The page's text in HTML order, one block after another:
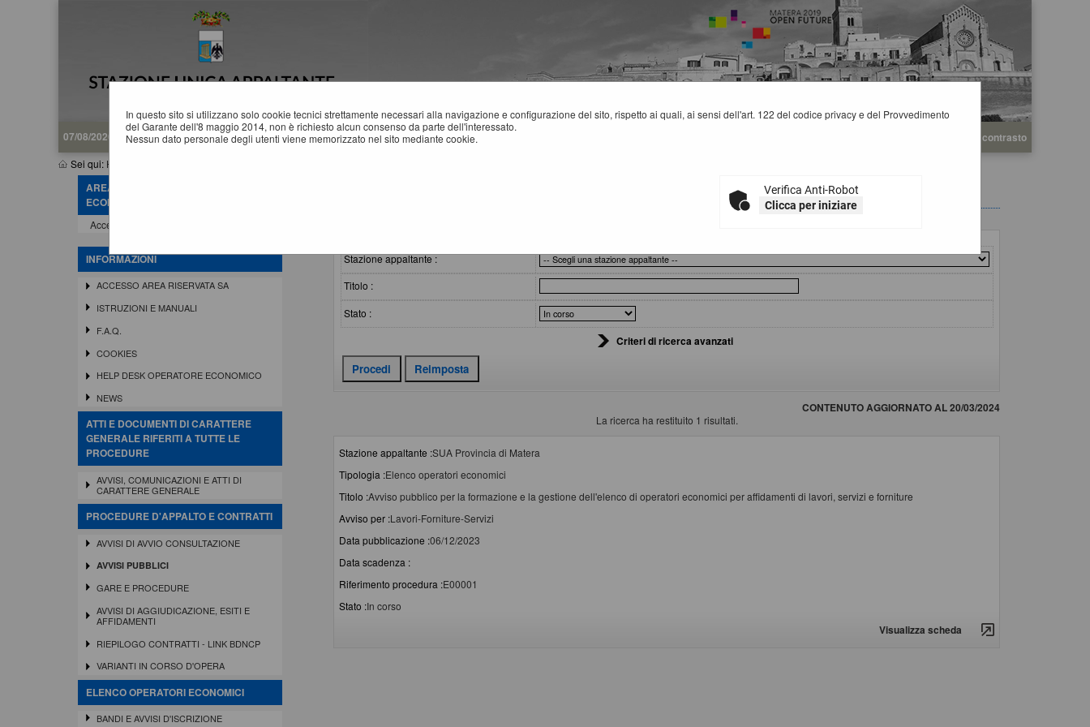
07/08/2026 06:49 Alto contrasto
Sei qui: Home
In questo sito si utilizzano solo cookie tecnici strettamente necessari alla navigazione e configurazione del sito, rispetto ai quali, ai sensi dell'art. 122 del codice privacy e del Provvedimento
del Garante dell'8 maggio 2014, non è richiesto alcun consenso da parte dell'interessato.
Nessun dato personale degli utenti viene memorizzato nel sito mediante cookie.
Verifica Anti-Robot
Clicca per iniziare
AREA RISERVATA OPERATORE
ECONOMICO
Accedi - Registrati
INFORMAZIONI
ACCESSO AREA RISERVATA SA
ISTRUZIONI E MANUALI
F.A.Q.
COOKIES
HELP DESK OPERATORE ECONOMICO
NEWS
ATTI E DOCUMENTI DI CARATTERE
GENERALE RIFERITI A TUTTE LE
PROCEDURE
AVVISI, COMUNICAZIONI E ATTI DI
CARATTERE GENERALE
PROCEDURE D'APPALTO E CONTRATTI
AVVISI DI AVVIO CONSULTAZIONE
AVVISI PUBBLICI
GARE E PROCEDURE
AVVISI DI AGGIUDICAZIONE, ESITI E
AFFIDAMENTI
RIEPILOGO CONTRATTI - LINK BDNCP
VARIANTI IN CORSO D'OPERA
ELENCO OPERATORI ECONOMICI
BANDI E AVVISI D'ISCRIZIONE
Stazione appaltante :
Titolo :
Stato :
Criteri di ricerca avanzati
CONTENUTO AGGIORNATO AL 20/03/2024
La ricerca ha restituito 1 risultati.
Stazione appaltante :SUA Provincia di Matera
Tipologia :Elenco operatori economici
Titolo :Avviso pubblico per la formazione e la gestione dell'elenco di operatori economici per affidamenti di lavori, servizi e forniture
Avviso per :Lavori-Forniture-Servizi
Data pubblicazione :06/12/2023
Data scadenza :
Riferimento procedura :E00001
Stato :In corso
Visualizza scheda